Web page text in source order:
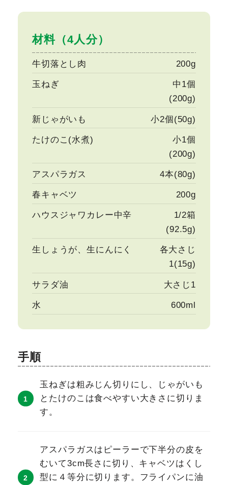
材料（4人分）
牛切落とし肉 200g
玉ねぎ
中1個
(200g)
新じゃがいも 小2個(50g)
たけのこ(水煮)
小1個
(200g)
アスパラガス 4本(80g)
春キャベツ 200g
ハウスジャワカレー中辛
1/2箱
(92.5g)
生しょうが、生にんにく
各大さじ
1(15g)
サラダ油 大さじ1
水 600ml
手順
玉ねぎは粗みじん切りにし、じゃがいも
とたけのこは食べやすい大きさに切りま
す。
アスパラガスはピーラーで下半分の皮を
むいて3cm長さに切り、キャベツはくし
型に４等分に切ります。フライパンに油